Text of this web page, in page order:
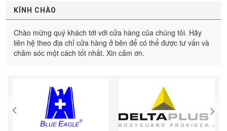
KÍNH CHÀO
Chào mừng quý khách tới với cửa hàng của chúng tôi. Hãy
liên hệ theo địa chỉ cửa hàng ở bên để có thể được tư vấn và
chăm sóc một cách tốt nhất. Xin cảm ơn.